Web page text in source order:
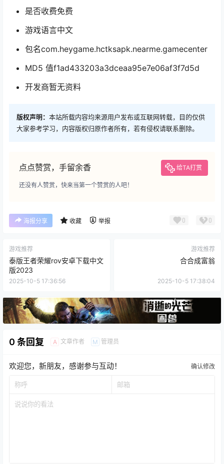
是否收费免费
游戏语言中文
包名com.heygame.hctksapk.nearme.gamecenter
MD5 值f1ad433203a3dceaa95e7e06af3f7d5d
开发商暂无资料
版权声明： 本站所载内容均来源用户发布或互联网转载，目的仅供
大家参考学习，内容版权归原作者所有，若有侵权请联系删除。
点点赞赏，手留余香 给TA打赏
还没有人赞赏，快来当第一个赞赏的人吧！
海报分享 收藏 举报 0 0
游戏推荐
泰版王者荣耀rov安卓下载中文
版2023
2025-10-5 17:36:56
游戏推荐
合合成富翁
2025-10-5 17:38:04
0 条回复 A 文章作者 M 管理员
欢迎您，新朋友，感谢参与互动！ 确认修改